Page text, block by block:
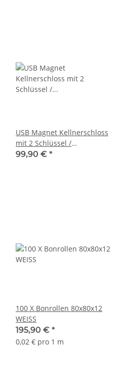
USB Magnet Kellnerschloss
mit 2 Schlüssel /
Kellneranmeldung
99,90 € *
100 X Bonrollen 80x80x12
WEISS
195,90 € *
0,02 € pro 1 m